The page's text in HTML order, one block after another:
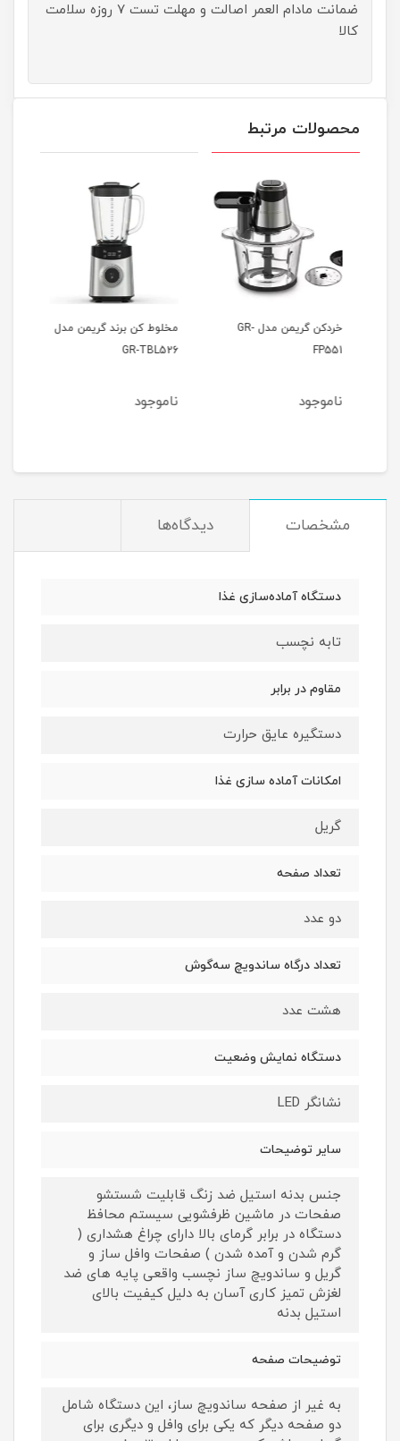
ضمانت مادام العمر اصالت و مهلت تست ۷ روزه سلامت
کالا
محصولات مرتبط
خردکن گریمن مدل GR-
FP551
ناموجود
مخلوط کن برند گریمن مدل
GR-TBL526
ناموجود
مشخصات دیدگاه‌ها
دستگاه آماده‌سازی غذا
تابه نچسب
مقاوم در برابر
دستگیره عایق حرارت
امکانات آماده سازی غذا
گریل
تعداد صفحه
دو عدد
تعداد درگاه ساندویچ‌ سه‌گوش
هشت عدد
دستگاه نمایش وضعیت
نشانگر LED
سایر توضیحات
جنس بدنه استیل ضد زنگ قابلیت شستشو
صفحات در ماشین ظرفشویی سیستم محافظ
دستگاه در برابر گرمای بالا دارای چراغ هشداری (
گرم شدن و آمده شدن ) صفحات وافل ساز و
گریل و ساندویچ ساز نچسب واقعی پایه های ضد
لغزش تمیز کاری آسان به دلیل کیفیت بالای
استیل بدنه
توضیحات صفحه
به غیر از صفحه ساندویچ ساز، این دستگاه شامل
دو صفحه دیگر که یکی برای وافل و دیگری برای